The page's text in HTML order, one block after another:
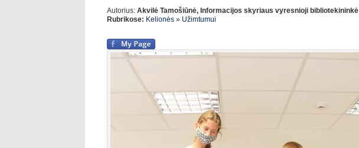
Autorius: Akvilė Tamošiūnė, Informacijos skyriaus vyresnioji bibliotekininkė
Rubrikose: Kelionės » Užimtumui